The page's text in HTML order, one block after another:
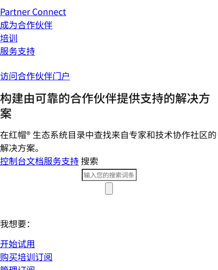
Partner Connect
成为合作伙伴
培训
服务支持
访问合作伙伴门户
构建由可靠的合作伙伴提供支持的解决方
案
在红帽® 生态系统目录中查找来自专家和技术协作社区的
解决方案。
控制台文档服务支持搜索
我想要：
开始试用
购买培训订阅